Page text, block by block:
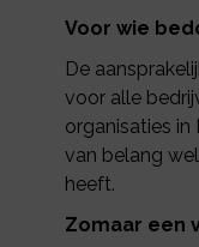
Voor wie
De
voor alle
organisaties in
van belang
heeft.
Zomaar een